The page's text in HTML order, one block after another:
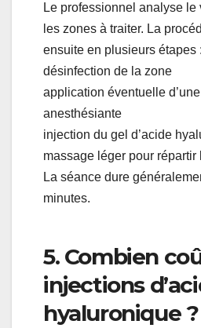
Le professionnel analyse
les zones à traiter. La
ensuite en plusieurs étapes :
désinfection de la zone
application éventuelle
anesthésiante
injection du gel d’acide
massage léger pour répartir
La séance dure
minutes.
5. Combien
injections
hyaluronique ?